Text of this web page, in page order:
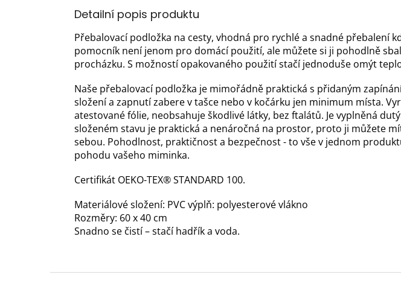
Detailní popis produktu
Přebalovací podložka na cesty, vhodná pro rychlé a snadné přebalení
pomocník není jenom pro domácí použití, ale můžete si ji pohodlně
procházku. S možností opakovaného použití stačí jednoduše omýt
Naše přebalovací podložka je mimořádně praktická s přidaným
složení a zapnutí zabere v tašce nebo v kočárku jen minimum místa.
atestované fólie, neobsahuje škodlivé látky, bez ftalátů. Je vyplněná
složeném stavu je praktická a nenáročná na prostor, proto ji můžete
sebou. Pohodlnost, praktičnost a bezpečnost - to vše v jednom
pohodu vašeho miminka.
Certifikát OEKO-TEX® STANDARD 100.
Materiálové složení: PVC výplň: polyesterové vlákno
Rozměry: 60 x 40 cm
Snadno se čistí – stačí hadřík a voda.